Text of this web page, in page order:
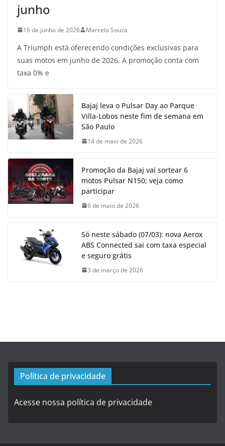
junho
16 de junho de 2026 Marcelo Souza
A Triumph está oferecendo condições exclusivas para
suas motos em junho de 2026. A promoção conta com
taxa 0% e
Bajaj leva o Pulsar Day ao Parque
Villa-Lobos neste fim de semana em
São Paulo
14 de maio de 2026
Promoção da Bajaj vai sortear 6
motos Pulsar N150; veja como
participar
6 de maio de 2026
Só neste sábado (07/03): nova Aerox
ABS Connected sai com taxa especial
e seguro grátis
3 de março de 2026
Política de privacidade
Acesse nossa política de privacidade